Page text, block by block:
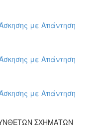
με Απάντηση
με Απάντηση
με Απάντηση
ΣΧΗΜΑΤΩΝ